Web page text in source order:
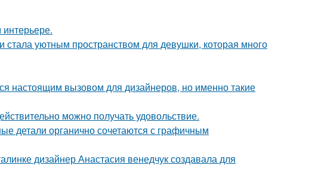
уютным пространством для девушки, которая много
настоящим вызовом для дизайнеров, но именно такие
можно получать удовольствие.
детали органично сочетаются с графичным
дизайнер Анастасия венедчук создавала для